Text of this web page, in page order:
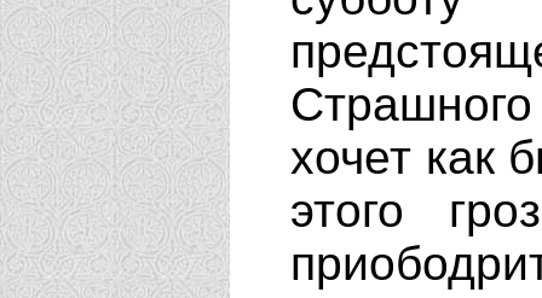
хочет как
этого